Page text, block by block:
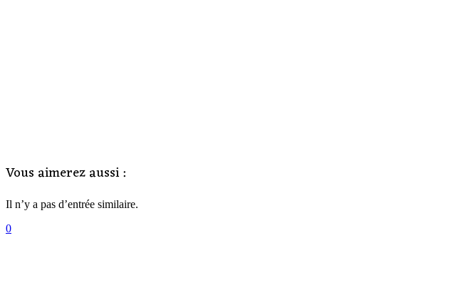
Vous aimerez aussi :
Il n’y a pas d’entrée similaire.
0